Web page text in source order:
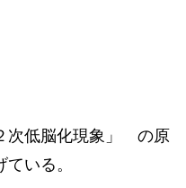
次低脳化現象」 の原
いる。